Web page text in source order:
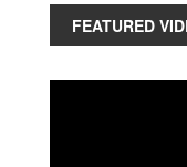
FEATURED